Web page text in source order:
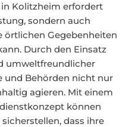
Kolitzheim erfordert
sondern auch
örtlichen Gegebenheiten
Durch den Einsatz
umweltfreundlicher
und Behörden nicht nur
agieren. Mit einem
können
dass ihre